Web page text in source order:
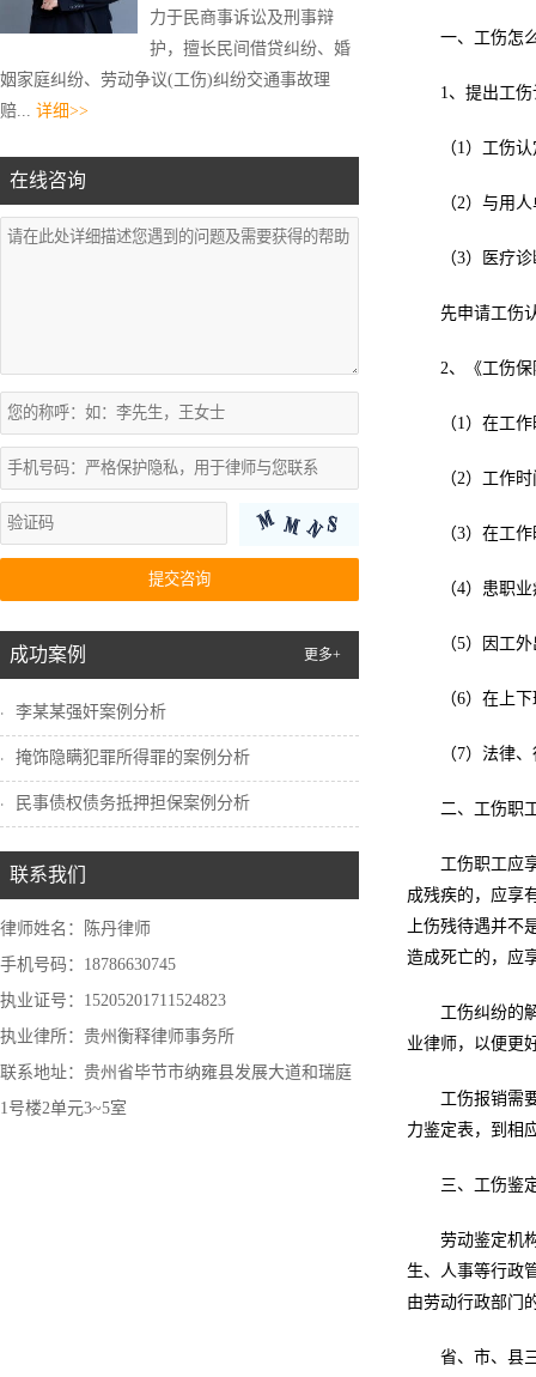
力于民商事诉讼及刑事辩
护，擅长民间借贷纠纷、婚
姻家庭纠纷、劳动争议(工伤)纠纷交通事故理
赔... 详细>>
在线咨询
提交咨询
成功案例 更多+
李某某强奸案例分析
掩饰隐瞒犯罪所得罪的案例分析
民事债权债务抵押担保案例分析
联系我们
律师姓名：陈丹律师
手机号码：18786630745
执业证号：15205201711524823
执业律所：贵州衡释律师事务所
联系地址：贵州省毕节市纳雍县发展大道和瑞庭
1号楼2单元3~5室
一、工伤怎
1、提出工
（1）工伤
（2）与用
（3）医疗
先申请工伤
2、《工伤
（1）在工
（2）工作
（3）在工
（4）患职
（5）因工
（6）在上
（7）法律
二、工伤职
工伤职工应
成残疾的，应享
上伤残待遇并
造成死亡的，应
工伤纠纷的
业律师，以便更
工伤报销需
力鉴定表，到相
三、工伤鉴
劳动鉴定机
生、人事等行政
由劳动行政部门
省、市、县